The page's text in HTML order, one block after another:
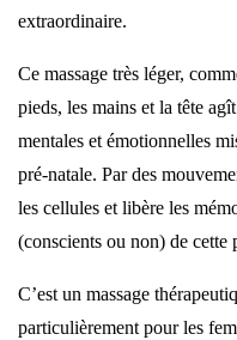
extraordinaire.
Ce massage très léger,
pieds, les mains et la tête
mentales et émotionnelles
pré-natale. Par des
les cellules et libère les
(conscients ou non) de cette
C’est un massage
particulièrement pour les